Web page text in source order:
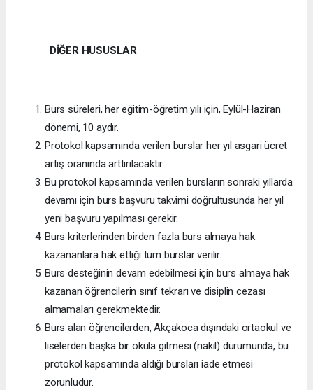
DİĞER HUSUSLAR
Burs süreleri, her eğitim-öğretim yılı için, Eylül-Haziran
dönemi, 10 aydır.
Protokol kapsamında verilen burslar her yıl asgari ücret
artış oranında arttırılacaktır.
Bu protokol kapsamında verilen bursların sonraki yıllarda
devamı için burs başvuru takvimi doğrultusunda her yıl
yeni başvuru yapılması gerekir.
Burs kriterlerinden birden fazla burs almaya hak
kazananlara hak ettiği tüm burslar verilir.
Burs desteğinin devam edebilmesi için burs almaya hak
kazanan öğrencilerin sınıf tekrarı ve disiplin cezası
almamaları gerekmektedir.
Burs alan öğrencilerden, Akçakoca dışındaki ortaokul ve
liselerden başka bir okula gitmesi (nakil) durumunda, bu
protokol kapsamında aldığı bursları iade etmesi
zorunludur.